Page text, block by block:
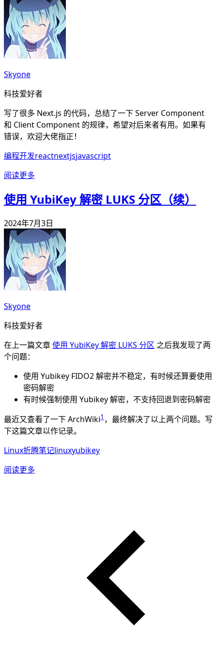
Skyone
科技爱好者
写了很多 Next.js 的代码，总结了一下 Server Component
和 Client Component 的规律，希望对后来者有用。如果有
错误，欢迎大佬指正！
编程开发reactnextjsjavascript
阅读更多
使用 YubiKey 解密 LUKS 分区（续）
2024年7月3日
Skyone
科技爱好者
在上一篇文章使用 YubiKey 解密 LUKS 分区 之后我发现了两
个问题：
使用 Yubikey FIDO2 解密并不稳定，有时候还算要使用
密码解密
有时候强制使用 Yubikey 解密，不支持回退到密码解密
最近又查看了一下 ArchWiki1 ，最终解决了以上两个问题。写
下这篇文章以作记录。
Linux折腾笔记linuxyubikey
阅读更多